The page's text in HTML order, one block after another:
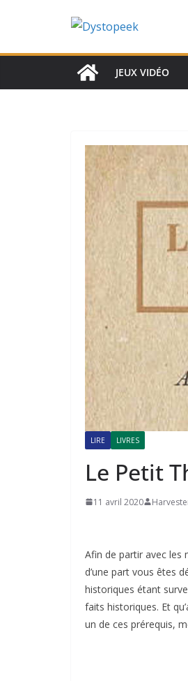
JEUX VIDÉO
LIRE LIVRES
Le Petit
11 avril 2020
Afin de partir avec les
d’une part vous êtes
historiques étant
faits historiques. Et
un de ces prérequis,